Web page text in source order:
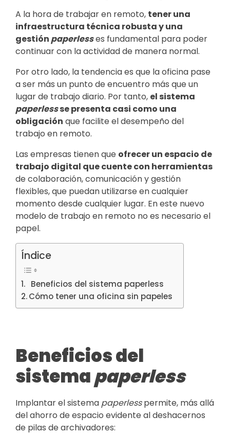
A la hora de trabajar en remoto, tener una
infraestructura técnica robusta y una
gestiónpaperlesses fundamental para poder
continuar con la actividad de manera normal.
Por otro lado, la tendencia es que la oficina pase
a ser más un punto de encuentro más que un
lugar de trabajo diario. Por tanto, el sistema
paperlessse presenta casi como una
obligación que facilite el desempeño del
trabajo en remoto.
Las empresas tienen que ofrecer un espacio de
trabajo digital que cuente con herramientas
de colaboración, comunicación y gestión
flexibles, que puedan utilizarse en cualquier
momento desde cualquier lugar. En este nuevo
modelo de trabajo en remoto no es necesario el
papel.
Índice
Beneficios del sistema paperless
Cómo tener una oficina sin papeles
Beneficios del
sistemapaperless
Implantar el sistema paperlesspermite, más allá
del ahorro de espacio evidente al deshacernos
de pilas de archivadores: